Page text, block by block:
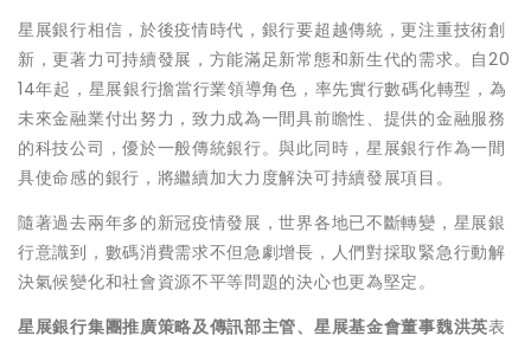
星展銀行相信，於後疫情時代，銀行要超越傳統，更注重技術創
新，更著力可持續發展，方能滿足新常態和新生代的需求。自20
14年起，星展銀行擔當行業領導角色，率先實行數碼化轉型，為
未來金融業付出努力，致力成為一間具前瞻性、提供的金融服務
的科技公司，優於一般傳統銀行。與此同時，星展銀行作為一間
具使命感的銀行，將繼續加大力度解決可持續發展項目。
隨著過去兩年多的新冠疫情發展，世界各地已不斷轉變，星展銀
行意識到，數碼消費需求不但急劇增長，人們對採取緊急行動解
決氣候變化和社會資源不平等問題的決心也更為堅定。
星展銀行集團推廣策略及傳訊部主管、星展基金會董事魏洪英表